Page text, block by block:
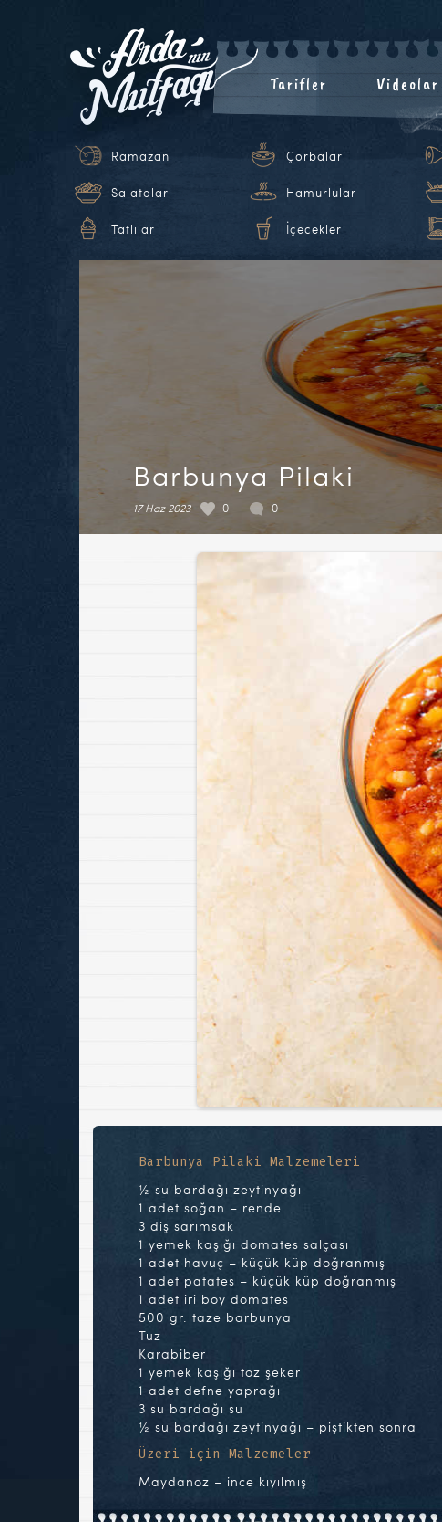
Tarifler Videolar
Ramazan Çorbalar
Salatalar Hamurlular
Tatlılar İçecekler
Barbunya Pilaki
17 Haz 2023 0 0
Barbunya Pilaki Malzemeleri
½ su bardağı zeytinyağı
1 adet soğan – rende
3 diş sarımsak
1 yemek kaşığı domates salçası
1 adet havuç – küçük küp doğranmış
1 adet patates – küçük küp doğranmış
1 adet iri boy domates
500 gr. taze barbunya
Tuz
Karabiber
1 yemek kaşığı toz şeker
1 adet defne yaprağı
3 su bardağı su
½ su bardağı zeytinyağı – piştikten sonra
Üzeri için Malzemeler
Maydanoz – ince kıyılmış